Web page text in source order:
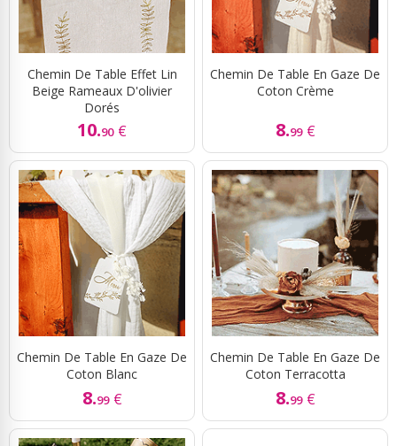
Chemin De Table Effet Lin
Beige Rameaux D'olivier
Dorés
10.90 €
Chemin De Table En Gaze De
Coton Crème
8.99 €
Chemin De Table En Gaze De
Coton Blanc
8.99 €
Chemin De Table En Gaze De
Coton Terracotta
8.99 €